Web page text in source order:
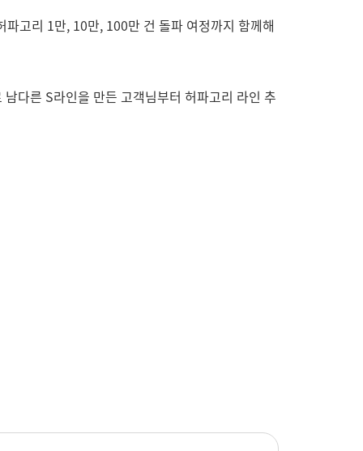
고리 1만, 10만, 100만 건 돌파 여정까지 함께해
다른 S라인을 만든 고객님부터 허파고리 라인 추